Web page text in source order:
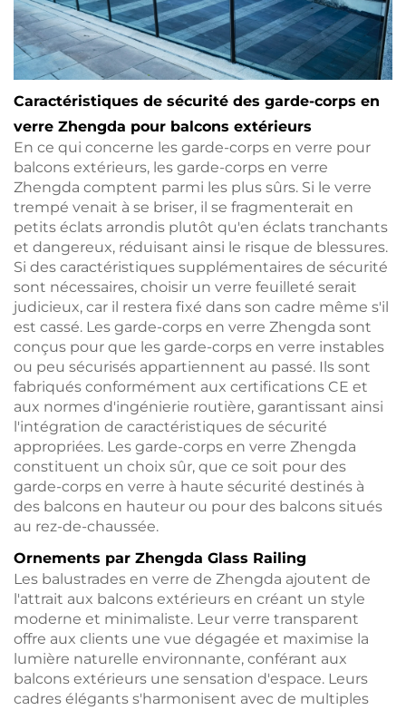
Caractéristiques de sécurité des garde-corps en
verre Zhengda pour balcons extérieurs
En ce qui concerne les garde-corps en verre pour
balcons extérieurs, les garde-corps en verre
Zhengda comptent parmi les plus sûrs. Si le verre
trempé venait à se briser, il se fragmenterait en
petits éclats arrondis plutôt qu'en éclats tranchants
et dangereux, réduisant ainsi le risque de blessures.
Si des caractéristiques supplémentaires de sécurité
sont nécessaires, choisir un verre feuilleté serait
judicieux, car il restera fixé dans son cadre même s'il
est cassé. Les garde-corps en verre Zhengda sont
conçus pour que les garde-corps en verre instables
ou peu sécurisés appartiennent au passé. Ils sont
fabriqués conformément aux certifications CE et
aux normes d'ingénierie routière, garantissant ainsi
l'intégration de caractéristiques de sécurité
appropriées. Les garde-corps en verre Zhengda
constituent un choix sûr, que ce soit pour des
garde-corps en verre à haute sécurité destinés à
des balcons en hauteur ou pour des balcons situés
au rez-de-chaussée.
Ornements par Zhengda Glass Railing
Les balustrades en verre de Zhengda ajoutent de
l'attrait aux balcons extérieurs en créant un style
moderne et minimaliste. Leur verre transparent
offre aux clients une vue dégagée et maximise la
lumière naturelle environnante, conférant aux
balcons extérieurs une sensation d'espace. Leurs
cadres élégants s'harmonisent avec de multiples